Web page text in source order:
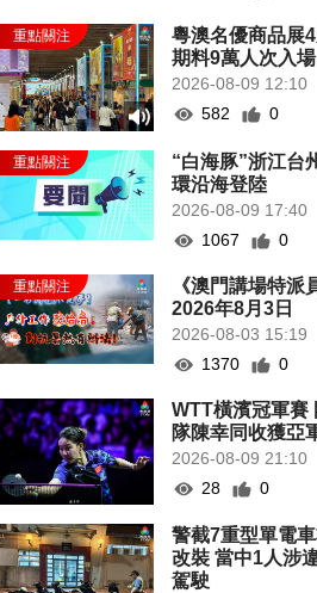
粵澳名優商品展
期料9萬人次入場
2026-08-09 12:10
582
0
“白海豚”浙江台
環沿海登陸
2026-08-09 17:40
1067
0
《澳門講場特派
2026年8月3日
2026-08-03 15:19
1370
0
WTT橫濱冠軍賽
隊陳幸同收獲亞
2026-08-09 21:10
28
0
警截7重型單電
改裝 當中1人涉
駕駛